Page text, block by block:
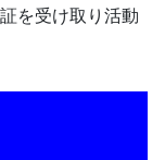
を受け取り活動